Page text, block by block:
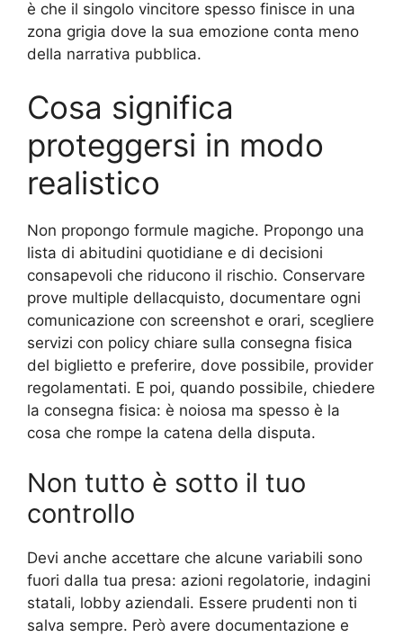
è che il singolo vincitore spesso finisce in una
zona grigia dove la sua emozione conta meno
della narrativa pubblica.
Cosa significa
proteggersi in modo
realistico
Non propongo formule magiche. Propongo una
lista di abitudini quotidiane e di decisioni
consapevoli che riducono il rischio. Conservare
prove multiple dellacquisto, documentare ogni
comunicazione con screenshot e orari, scegliere
servizi con policy chiare sulla consegna fisica
del biglietto e preferire, dove possibile, provider
regolamentati. E poi, quando possibile, chiedere
la consegna fisica: è noiosa ma spesso è la
cosa che rompe la catena della disputa.
Non tutto è sotto il tuo
controllo
Devi anche accettare che alcune variabili sono
fuori dalla tua presa: azioni regolatorie, indagini
statali, lobby aziendali. Essere prudenti non ti
salva sempre. Però avere documentazione e